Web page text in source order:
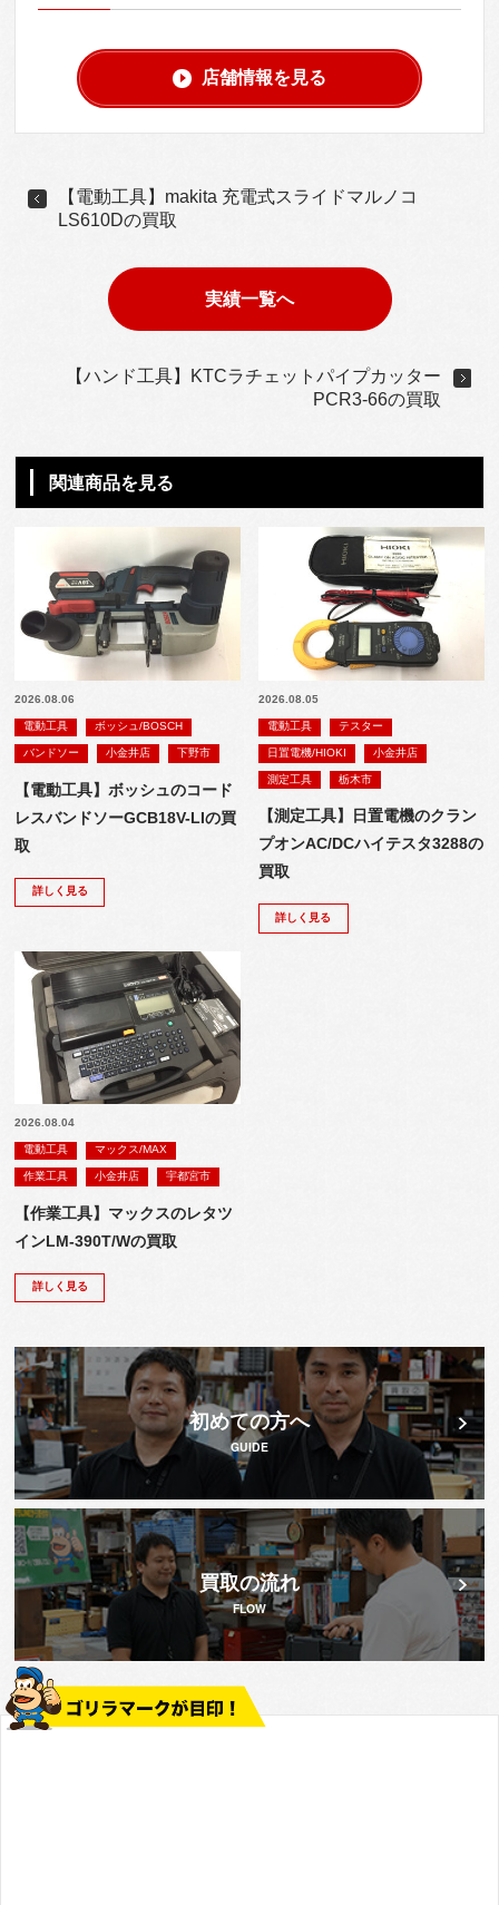
店舗情報を見る
【電動工具】makita 充電式スライドマルノコ
LS610Dの買取
実績一覧へ
【ハンド工具】KTCラチェットパイプカッター
PCR3-66の買取
関連商品を見る
2026.08.06
電動工具 ボッシュ/BOSCH
バンドソー 小金井店 下野市
【電動工具】ボッシュのコード
レスバンドソーGCB18V-LIの買
取
詳しく見る
2026.08.05
電動工具 テスター
日置電機/HIOKI 小金井店
測定工具 栃木市
【測定工具】日置電機のクラン
プオンAC/DCハイテスタ3288の
買取
詳しく見る
2026.08.04
電動工具 マックス/MAX
作業工具 小金井店 宇都宮市
【作業工具】マックスのレタツ
インLM-390T/Wの買取
詳しく見る
初めての方へ
GUIDE
買取の流れ
FLOW